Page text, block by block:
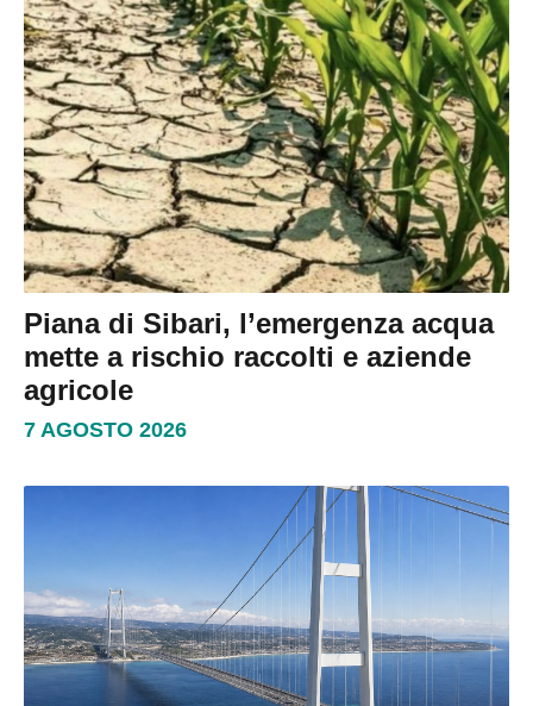
Piana di Sibari, l’emergenza acqua
mette a rischio raccolti e aziende
agricole
7 AGOSTO 2026